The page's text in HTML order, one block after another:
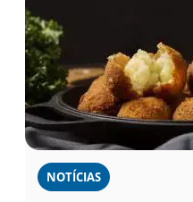
NOTÍCIAS